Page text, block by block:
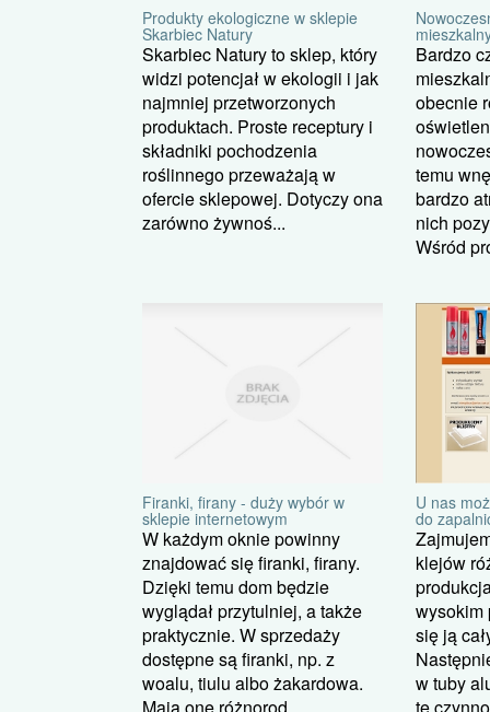
Produkty ekologiczne w sklepie
Skarbiec Natury
Skarbiec Natury to sklep, który
widzi potencjał w ekologii i jak
najmniej przetworzonych
produktach. Proste receptury i
składniki pochodzenia
roślinnego przeważają w
ofercie sklepowej. Dotyczy ona
zarówno żywnoś...
Bardzo
obecnie
temu
bardzo
nich
Wśród
Firanki, firany - duży wybór w
sklepie internetowym
W każdym oknie powinny
znajdować się firanki, firany.
Dzięki temu dom będzie
wyglądał przytulniej, a także
praktycznie. W sprzedaży
dostępne są firanki, np. z
woalu, tiulu albo żakardowa.
Mają one różnorod...
U nas
do
klejów
wysokim
się ją
w tuby
te